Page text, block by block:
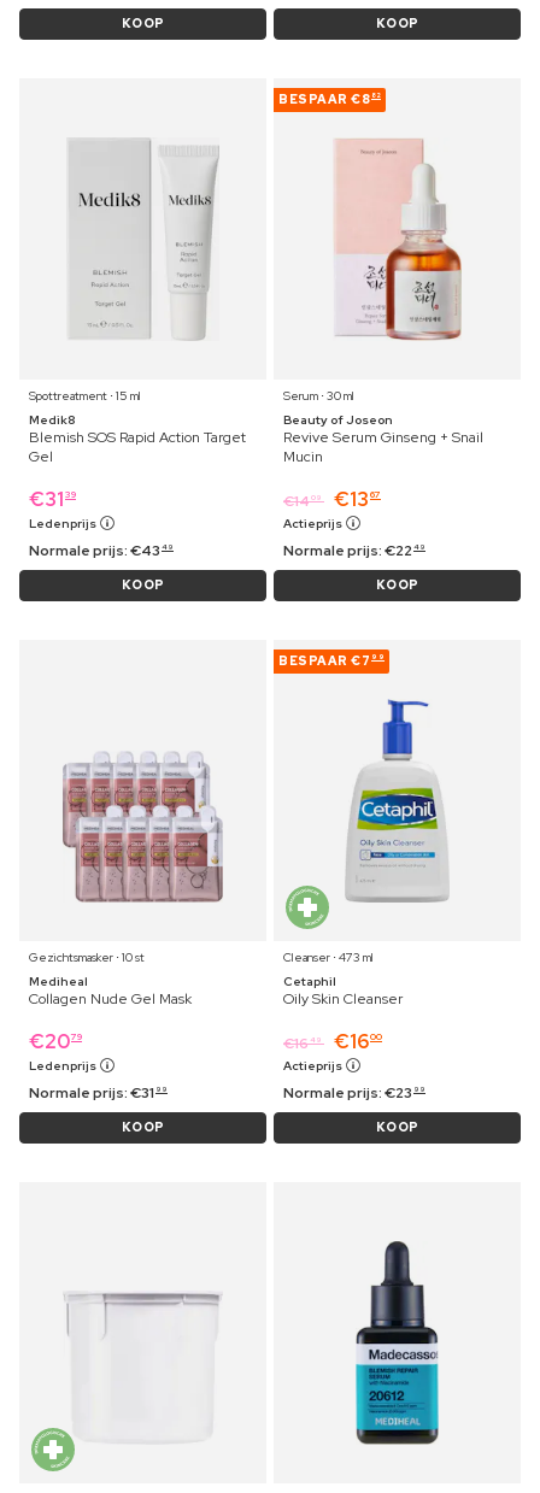
KOOP KOOP
Spottreatment ⋅ 15 ml
Medik8
Blemish SOS Rapid Action Target
Gel
€31 39
Ledenprijs
Normale prijs:€43 49
KOOP
BESPAAR €8 82
Serum ⋅ 30 ml
Beauty of Joseon
Revive Serum Ginseng + Snail
Mucin
€1409 €13 67
Actieprijs
Normale prijs:€22 49
KOOP
Gezichtsmasker ⋅ 10 st
Mediheal
Collagen Nude Gel Mask
€2079
Ledenprijs
Normale prijs:€31 99
KOOP
BESPAAR €7 99
Cleanser ⋅ 473 ml
Cetaphil
Oily Skin Cleanser
€16 49 €1600
Actieprijs
Normale prijs:€23 99
KOOP